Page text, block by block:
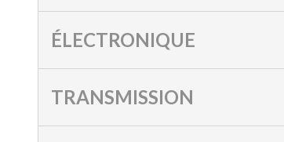
ÉLECTRONIQUE
TRANSMISSION